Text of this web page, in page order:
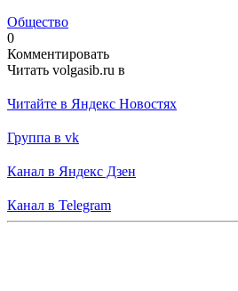
Общество
0
Комментировать
Читать volgasib.ru в
Читайте в Яндекс Новостях
Группа в vk
Канал в Яндекс Дзен
Канал в Telegram